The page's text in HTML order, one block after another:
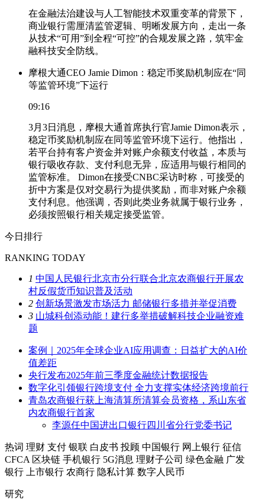
在金融法治建设与人工智能技术双重变革的背景下，
商业银行需厘清监管逻辑、明晰发展方向，走出一条
从技术“可用”到全程“可控”的合规发展之路，筑牢金
融科技安全防线。
摩根大通CEO Jamie Dimon：稳定币奖励机制应在“同
等监管环境”下运行
09:16
3月3日消息，摩根大通首席执行官Jamie Dimon表示，
稳定币奖励机制应在同等监管环境下运行。他指出，
若平台持有客户资金并对账户余额支付收益，本质与
银行吸收存款、支付利息无异，应适用与银行相同的
监管标准。 Dimon在接受CNBC采访时称，可接受的
折中方案是仅对交易行为提供奖励，而非对账户余额
支付利息。他强调，否则此类业务就属于银行业务，
必须按照银行相关规定接受监管。
今日排行
RANKING TODAY
1 中国人民银行北京市分行联合北京农商银行开展农
村反假货币知识普及活动
2 创新场景激发市场活力 邮储银行多措并举促消费
3 山城科创添动能！建行多举措破解科技企业融资难
题
案例｜2025年全球企业AI应用调查：日益扩大的AI价
值差距
央行发布2025年前三季度金融统计数据报告
数字化引领银行跨境支付 全力支撑实体经济跨境前行
青岛农商银行获上海清算所清算会员资格，系山东省
内农商银行首家
李源任中国进出口银行四川省分行党委书记
热词 理财 支付 银联 白皮书 投顾 中国银行 网上银行 征信
CFCA 区块链 手机银行 5G消息 理财子公司 绿色金融 广发
银行
上市银行 农商行 隐私计算 数字人民币
研究